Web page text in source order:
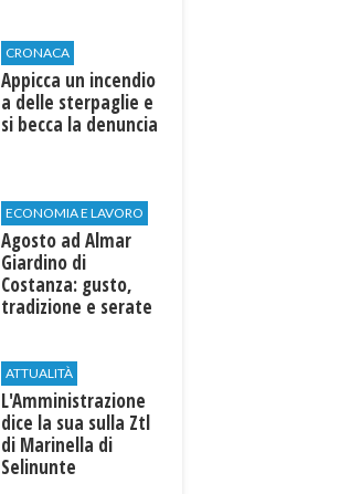
CRONACA
Appicca un incendio
a delle sterpaglie e
si becca la denuncia
ECONOMIA E LAVORO
Agosto ad Almar
Giardino di
Costanza: gusto,
tradizione e serate
esterni
ATTUALITÀ
L'Amministrazione
dice la sua sulla Ztl
di Marinella di
Selinunte